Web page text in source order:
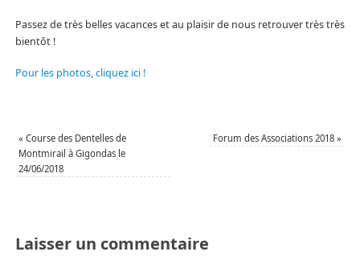
Passez de très belles vacances et au plaisir de nous retrouver très très
bientôt !
Pour les photos, cliquez ici !
« Course des Dentelles de
Montmirail à Gigondas le
24/06/2018
Forum des Associations 2018»
Laisser un commentaire